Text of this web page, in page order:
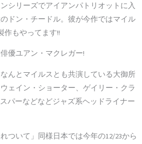
シリーズでアイアンパトリオットに入
ドン・チードル。彼が今作ではマイル
作もやってます!!
優ユアン・マクレガー!
んとマイルスとも共演している大御所
ェイン・ショーター、ゲイリー・クラ
パーなどなどジャズ系ヘッドライナー
ついて」同様日本では今年の12/23から